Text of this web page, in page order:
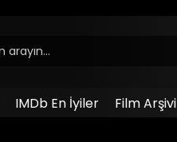
IMDb En İyiler Film Arşivi